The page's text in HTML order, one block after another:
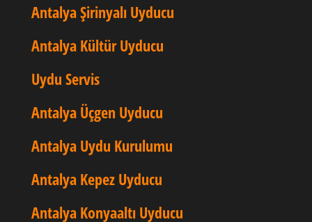
Antalya Şirinyalı Uyducu
Antalya Kültür Uyducu
Uydu Servis
Antalya Üçgen Uyducu
Antalya Uydu Kurulumu
Antalya Kepez Uyducu
Antalya Konyaaltı Uyducu